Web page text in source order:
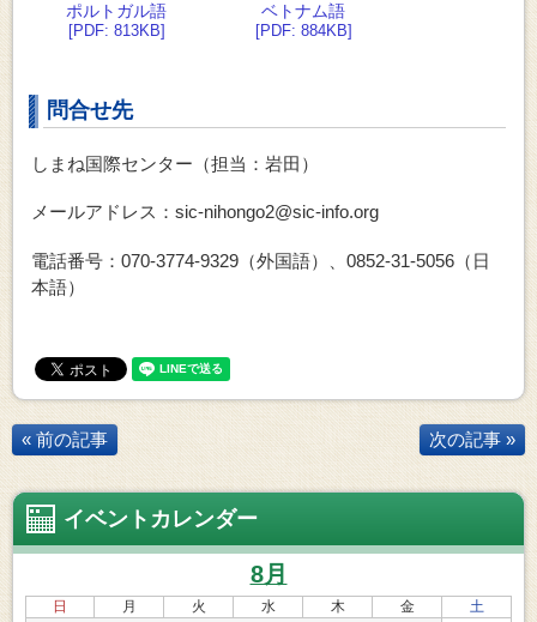
ポルトガル語
[PDF: 813KB]
ベトナム語
[PDF: 884KB]
問合せ先
しまね国際センター（担当：岩田）
メールアドレス：sic-nihongo2@sic-info.org
電話番号：070-3774-9329（外国語）、 0852-31-5056（日
本語）
« 前の記事 次の記事 »
イベントカレンダー
8月
日 月 火 水 木 金
土